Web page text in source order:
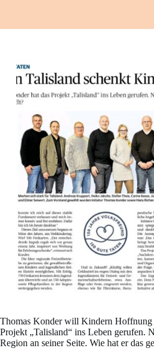
Thomas Konder will Kindern Hoffnung
Projekt „Talisland“ ins Leben gerufen.
Region an seiner Seite. Wie hat er das